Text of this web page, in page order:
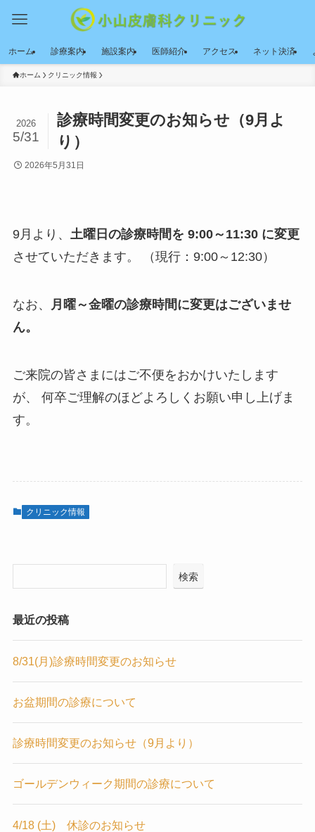
ホーム 診療案内 施設案内 医師紹介 アクセス ネット決済
ホーム クリニック情報
診療時間変更のお知らせ（9月よ
り）
2026
5/31
2026年5月31日
9月より、
土曜日の診療時間を 9:00～11:30 に変更
させていただきます。 （現行：9:00～12:30）
なお、
月曜～金曜の診療時間に変更はございませ
ん。
ご来院の皆さまにはご不便をおかけいたします
が、 何卒ご理解のほどよろしくお願い申し上げま
す。
クリニック情報
検索
最近の投稿
8/31(月)診療時間変更のお知らせ
お盆期間の診療について
診療時間変更のお知らせ（9月より）
ゴールデンウィーク期間の診療について
4/18 (土) 休診のお知らせ